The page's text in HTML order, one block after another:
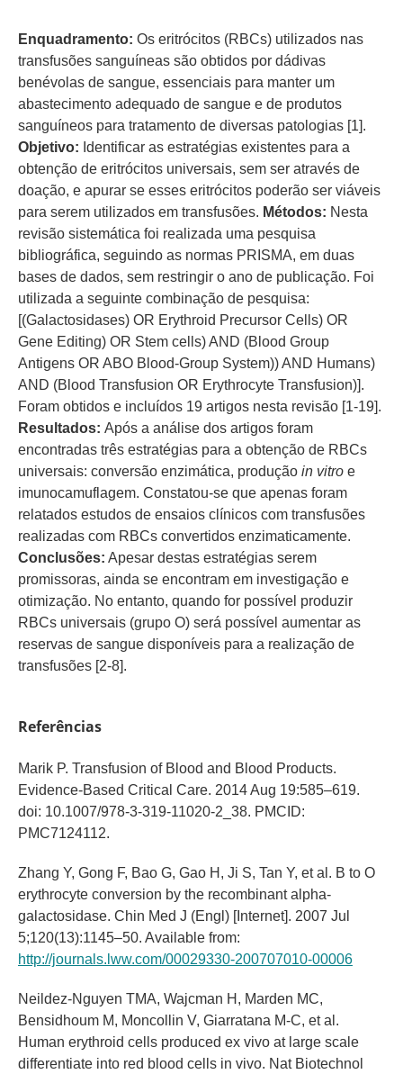
Enquadramento: Os eritrócitos (RBCs) utilizados nas
transfusões sanguíneas são obtidos por dádivas
benévolas de sangue, essenciais para manter um
abastecimento adequado de sangue e de produtos
sanguíneos para tratamento de diversas patologias [1].
Objetivo: Identificar as estratégias existentes para a
obtenção de eritrócitos universais, sem ser através de
doação, e apurar se esses eritrócitos poderão ser viáveis
para serem utilizados em transfusões. Métodos: Nesta
revisão sistemática foi realizada uma pesquisa
bibliográfica, seguindo as normas PRISMA, em duas
bases de dados, sem restringir o ano de publicação. Foi
utilizada a seguinte combinação de pesquisa:
[(Galactosidases) OR Erythroid Precursor Cells) OR
Gene Editing) OR Stem cells) AND (Blood Group
Antigens OR ABO Blood-Group System)) AND Humans)
AND (Blood Transfusion OR Erythrocyte Transfusion)].
Foram obtidos e incluídos 19 artigos nesta revisão [1-19].
Resultados: Após a análise dos artigos foram
encontradas três estratégias para a obtenção de RBCs
universais: conversão enzimática, produção in vitroe
imunocamuflagem. Constatou-se que apenas foram
relatados estudos de ensaios clínicos com transfusões
realizadas com RBCs convertidos enzimaticamente.
Conclusões: Apesar destas estratégias serem
promissoras, ainda se encontram em investigação e
otimização. No entanto, quando for possível produzir
RBCs universais (grupo O) será possível aumentar as
reservas de sangue disponíveis para a realização de
transfusões [2-8].
Referências
Marik P. Transfusion of Blood and Blood Products.
Evidence-Based Critical Care. 2014 Aug 19:585–619.
doi: 10.1007/978-3-319-11020-2_38. PMCID:
PMC7124112.
Zhang Y, Gong F, Bao G, Gao H, Ji S, Tan Y, et al. B to O
erythrocyte conversion by the recombinant alpha-
galactosidase. Chin Med J (Engl) [Internet]. 2007 Jul
5;120(13):1145–50. Available from:
http://journals.lww.com/00029330-200707010-00006
Neildez-Nguyen TMA, Wajcman H, Marden MC,
Bensidhoum M, Moncollin V, Giarratana M-C, et al.
Human erythroid cells produced ex vivo at large scale
differentiate into red blood cells in vivo. Nat Biotechnol